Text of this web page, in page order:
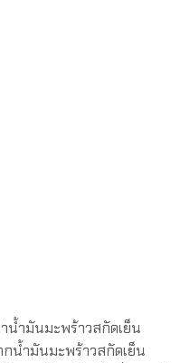
น้ำมันมะพร้าวสกัดเย็น
กน้ำมันมะพร้าวสกัดเย็น